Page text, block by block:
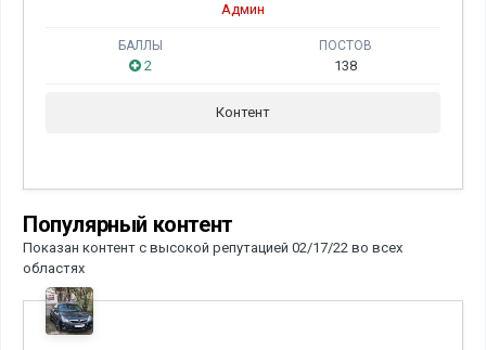
Админ
БАЛЛЫ
2
ПОСТОВ
138
Контент
Популярный контент
Показан контент с высокой репутацией 02/17/22 во всех
областях